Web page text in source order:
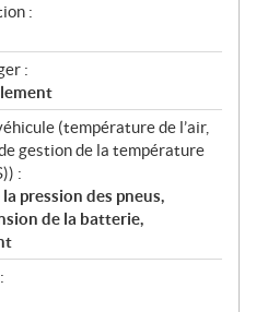
:
:
(température de l’air,
gestion de la température
:
pression des pneus,
de la batterie,